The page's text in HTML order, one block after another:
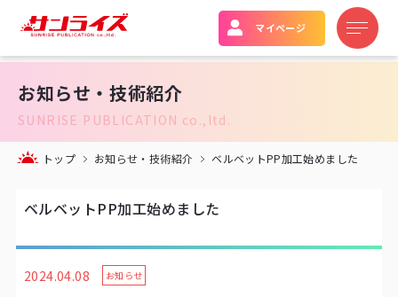
マイページ
お知らせ・技術紹介
SUNRISE PUBLICATION co.,ltd.
トップ お知らせ・技術紹介 ベルベットPP加工始めました
ベルベットPP加工始めました
2024.04.08 お知らせ